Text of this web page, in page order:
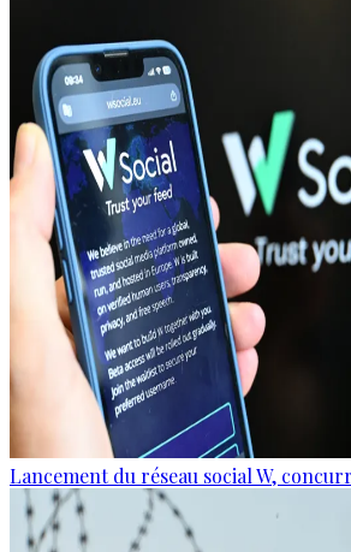
Lancement du réseau social W,